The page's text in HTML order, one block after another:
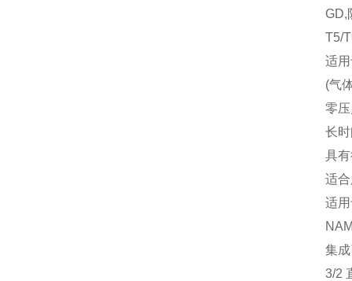
GD,
T5/
适
(气
零
长
具
适
适
集
3/2